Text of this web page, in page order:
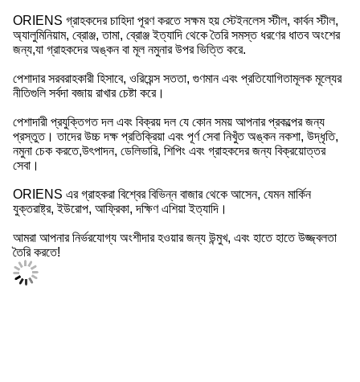
ORIENS গ্রাহকদের চাহিদা পূরণ করতে সক্ষম হয় স্টেইনলেস স্টীল, কার্বন স্টীল,
অ্যালুমিনিয়াম, ব্রোঞ্জ, তামা, ব্রোঞ্জ ইত্যাদি থেকে তৈরি সমস্ত ধরণের ধাতব অংশের
জন্য,যা গ্রাহকদের অঙ্কন বা মূল নমুনার উপর ভিত্তি করে.
পেশাদার সরবরাহকারী হিসাবে, ওরিয়েন্স সততা, গুণমান এবং প্রতিযোগিতামূলক মূল্যের
নীতিগুলি সর্বদা বজায় রাখার চেষ্টা করে।
পেশাদারী প্রযুক্তিগত দল এবং বিক্রয় দল যে কোন সময় আপনার প্রকল্পের জন্য
প্রস্তুত। তাদের উচ্চ দক্ষ প্রতিক্রিয়া এবং পূর্ণ সেবা নিখুঁত অঙ্কন নকশা, উদ্ধৃতি,
নমুনা চেক করতে,উৎপাদন, ডেলিভারি, শিপিং এবং গ্রাহকদের জন্য বিক্রয়োত্তর
সেবা।
ORIENS এর গ্রাহকরা বিশ্বের বিভিন্ন বাজার থেকে আসেন, যেমন মার্কিন
যুক্তরাষ্ট্র, ইউরোপ, আফ্রিকা, দক্ষিণ এশিয়া ইত্যাদি।
আমরা আপনার নির্ভরযোগ্য অংশীদার হওয়ার জন্য উন্মুখ, এবং হাতে হাতে উজ্জ্বলতা
তৈরি করতে!